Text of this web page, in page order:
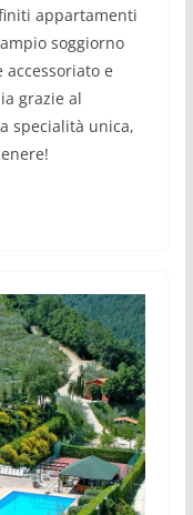
appartamenti
soggiorno
e
grazie al
specialità unica,